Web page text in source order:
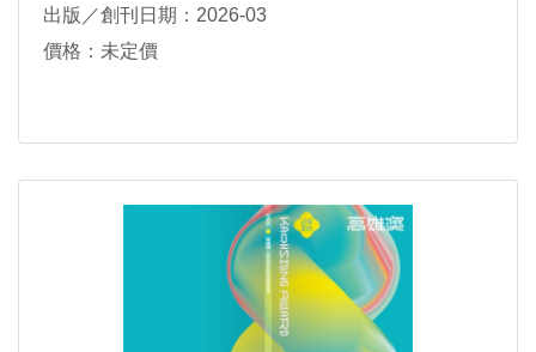
出版／創刊日期：2026-03
價格：未定價